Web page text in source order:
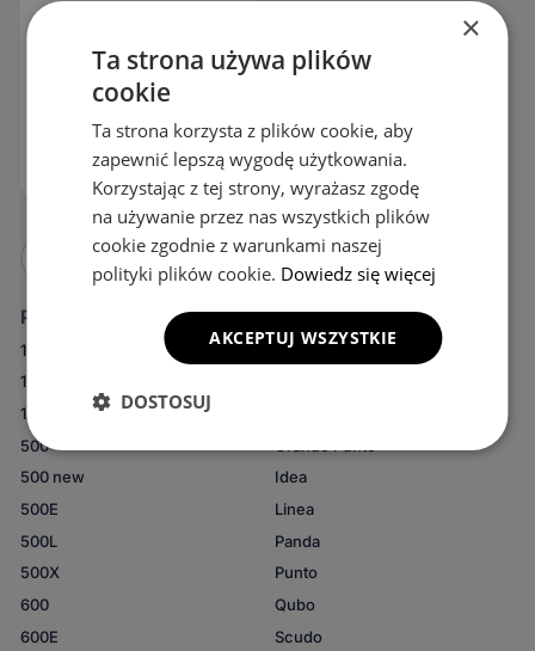
298.90 zł 427zł
298.90 zł
DO KOSZYKA
Podkategorie
124 Spider
125p
126
500
500 new
500E
500L
500X
600
600E
Freemont
Idea
Linea
Panda
Punto
Qubo
Scudo
×
Ta strona używa plików
cookie
Ta strona korzysta z plików cookie, aby
zapewnić lepszą wygodę użytkowania.
Korzystając z tej strony, wyrażasz zgodę
na używanie przez nas wszystkich plików
cookie zgodnie z warunkami naszej
polityki plików cookie. Dowiedz się więcej
AKCEPTUJ WSZYSTKIE
DOSTOSUJ